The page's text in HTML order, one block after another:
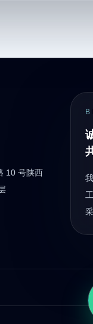
10 号陕西